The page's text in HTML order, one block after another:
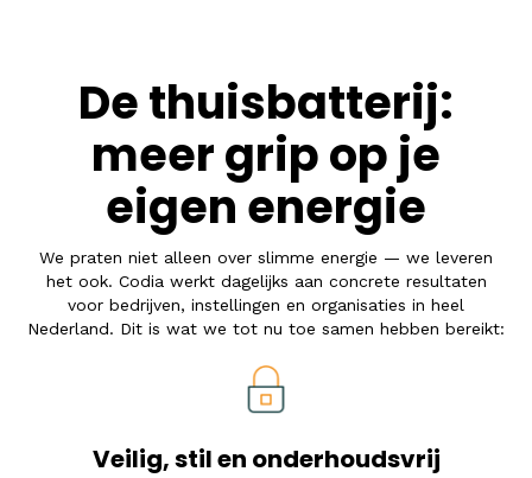
De thuisbatterij:
meer grip op je
eigen energie
We praten niet alleen over slimme energie — we leveren
het ook. Codia werkt dagelijks aan concrete resultaten
voor bedrijven, instellingen en organisaties in heel
Nederland. Dit is wat we tot nu toe samen hebben bereikt:
Veilig, stil en onderhoudsvrij